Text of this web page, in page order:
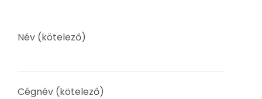
Név (kötelező)
Cégnév (kötelező)